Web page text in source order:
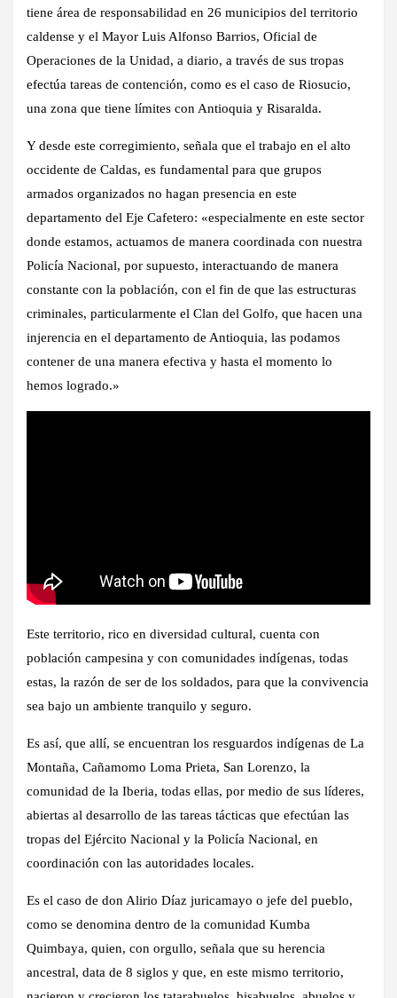
tiene área de responsabilidad en 26 municipios del territorio
caldense y el Mayor Luis Alfonso Barrios, Oficial de
Operaciones de la Unidad, a diario, a través de sus tropas
efectúa tareas de contención, como es el caso de Riosucio,
una zona que tiene límites con Antioquia y Risaralda.
Y desde este corregimiento, señala que el trabajo en el alto
occidente de Caldas, es fundamental para que grupos
armados organizados no hagan presencia en este
departamento del Eje Cafetero: «especialmente en este sector
donde estamos, actuamos de manera coordinada con nuestra
Policía Nacional, por supuesto, interactuando de manera
constante con la población, con el fin de que las estructuras
criminales, particularmente el Clan del Golfo, que hacen una
injerencia en el departamento de Antioquia, las podamos
contener de una manera efectiva y hasta el momento lo
hemos logrado.»
Este territorio, rico en diversidad cultural, cuenta con
población campesina y con comunidades indígenas, todas
estas, la razón de ser de los soldados, para que la convivencia
sea bajo un ambiente tranquilo y seguro.
Es así, que allí, se encuentran los resguardos indígenas de La
Montaña, Cañamomo Loma Prieta, San Lorenzo, la
comunidad de la Iberia, todas ellas, por medio de sus líderes,
abiertas al desarrollo de las tareas tácticas que efectúan las
tropas del Ejército Nacional y la Policía Nacional, en
coordinación con las autoridades locales.
Es el caso de don Alirio Díaz juricamayo o jefe del pueblo,
como se denomina dentro de la comunidad Kumba
Quimbaya, quien, con orgullo, señala que su herencia
ancestral, data de 8 siglos y que, en este mismo territorio,